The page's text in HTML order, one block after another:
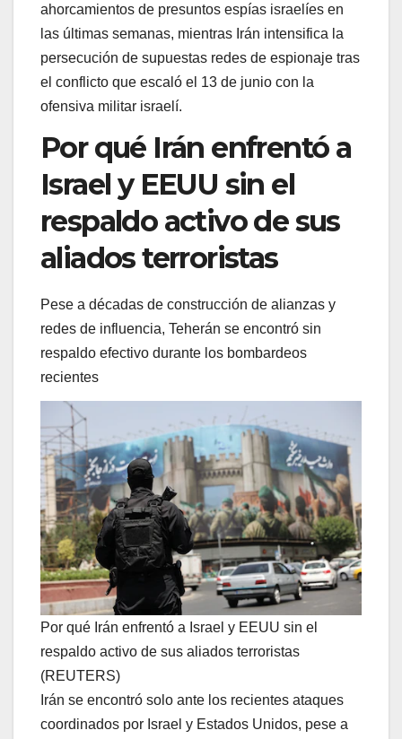
ahorcamientos de presuntos espías israelíes en
las últimas semanas, mientras Irán intensifica la
persecución de supuestas redes de espionaje tras
el conflicto que escaló el 13 de junio con la
ofensiva militar israelí.
Por qué Irán enfrentó a
Israel y EEUU sin el
respaldo activo de sus
aliados terroristas
Pese a décadas de construcción de alianzas y
redes de influencia, Teherán se encontró sin
respaldo efectivo durante los bombardeos
recientes
Por qué Irán enfrentó a Israel y EEUU sin el
respaldo activo de sus aliados terroristas
(REUTERS)
Irán se encontró solo ante los recientes ataques
coordinados por Israel y Estados Unidos, pese a